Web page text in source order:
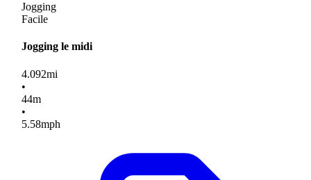
Jogging
Facile
Jogging le midi
4.092mi
•
44m
•
5.58mph